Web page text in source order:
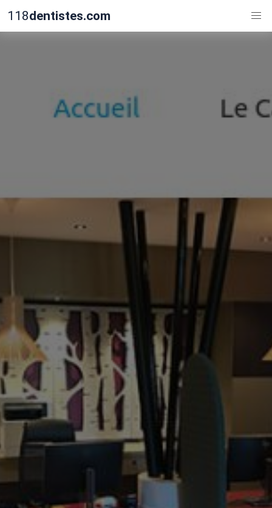
118dentistes.com